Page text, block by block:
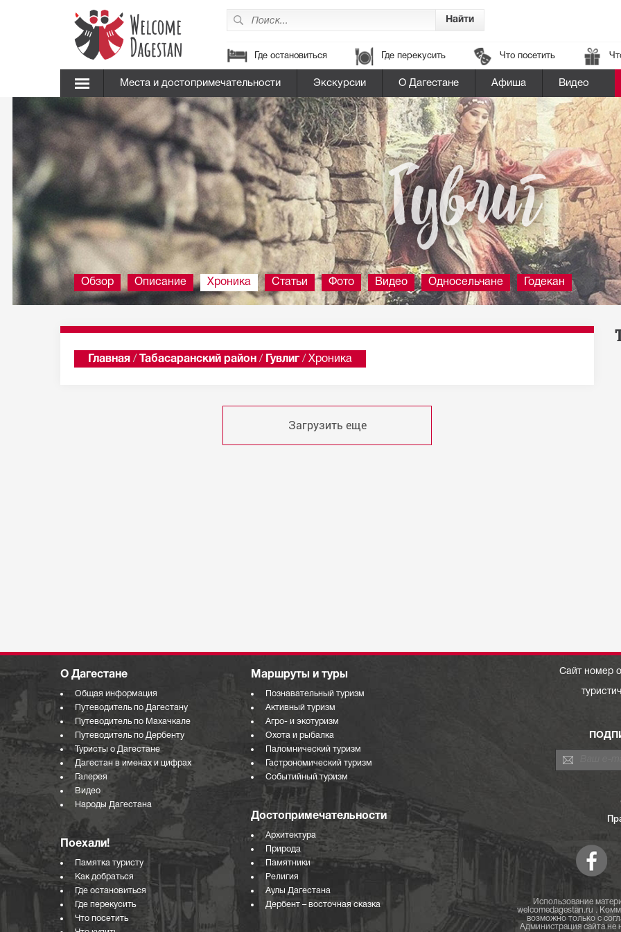
Где остановиться Где перекусить Что посетить
Места и достопримечательности Экскурсии О Дагестане Афиша Видео
Гувлиг
Обзор Описание Хроника Статьи Фото Видео Односельчане Годекан
Главная / Табасаранский район / Гувлиг / Хроника
Загрузить еще
О Дагестане
Общая информация
Путеводитель по Дагестану
Путеводитель по Махачкале
Путеводитель по Дербенту
Туристы о Дагестане
Дагестан в именах и цифрах
Галерея
Видео
Народы Дагестана
Поехали!
Памятка туристу
Как добраться
Где остановиться
Где перекусить
Что посетить
Маршруты и туры
Познавательный туризм
Активный туризм
Агро- и экотуризм
Охота и рыбалка
Паломнический туризм
Гастрономический туризм
Событийный туризм
Достопримечательности
Архитектура
Природа
Памятники
Религия
Аулы Дагестана
Дербент – восточная сказка
Сайт номер
Использование
welcomedagestan.ru .
возможно только с
Администрация сайта не